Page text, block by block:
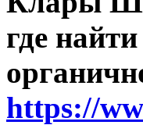
где
https://